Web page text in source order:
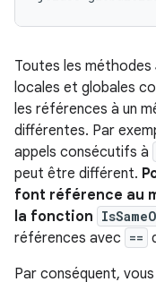
Toutes les
locales et globales
les références à un
différentes. Par
appels consécutifs à
peut être différent.
font référence au
la fonction
références avec ==
Par conséquent, vous